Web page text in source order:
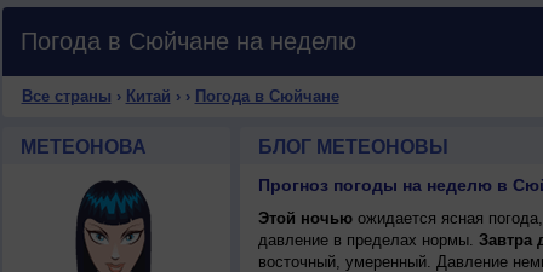
Погода в Сюйчане на неделю
Все страны › Китай › › Погода в Сюйчане
МЕТЕОНОВА БЛОГ МЕТЕОНОВЫ
Прогноз погоды на неделю в
Этой ночьюожидается ясная
давление в пределах нормы. Завтра
восточный, умеренный. Давление